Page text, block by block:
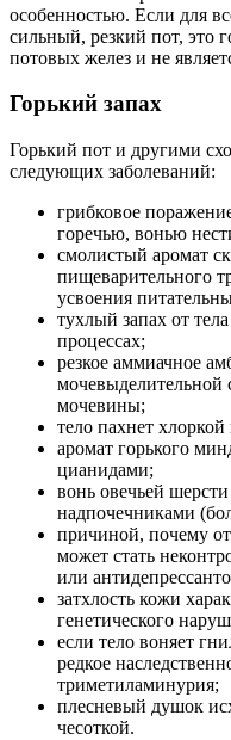
особенностью. Если для
сильный, резкий пот, это
потовых желез и не
Горький запах
Горький пот и другими
следующих заболеваний:
грибковое
горечью, вонью
смолистый аромат
пищеварительного
усвоения
тухлый запах от
процессах;
резкое аммиачное
мочевыделительной
мочевины;
тело пахнет
аромат горького
цианидами;
вонь овечьей
надпочечниками
причиной, почему от
может стать
или
затхлость кожи
генетического
если тело воняет
редкое
триметиламинурия;
плесневый душок
чесоткой.